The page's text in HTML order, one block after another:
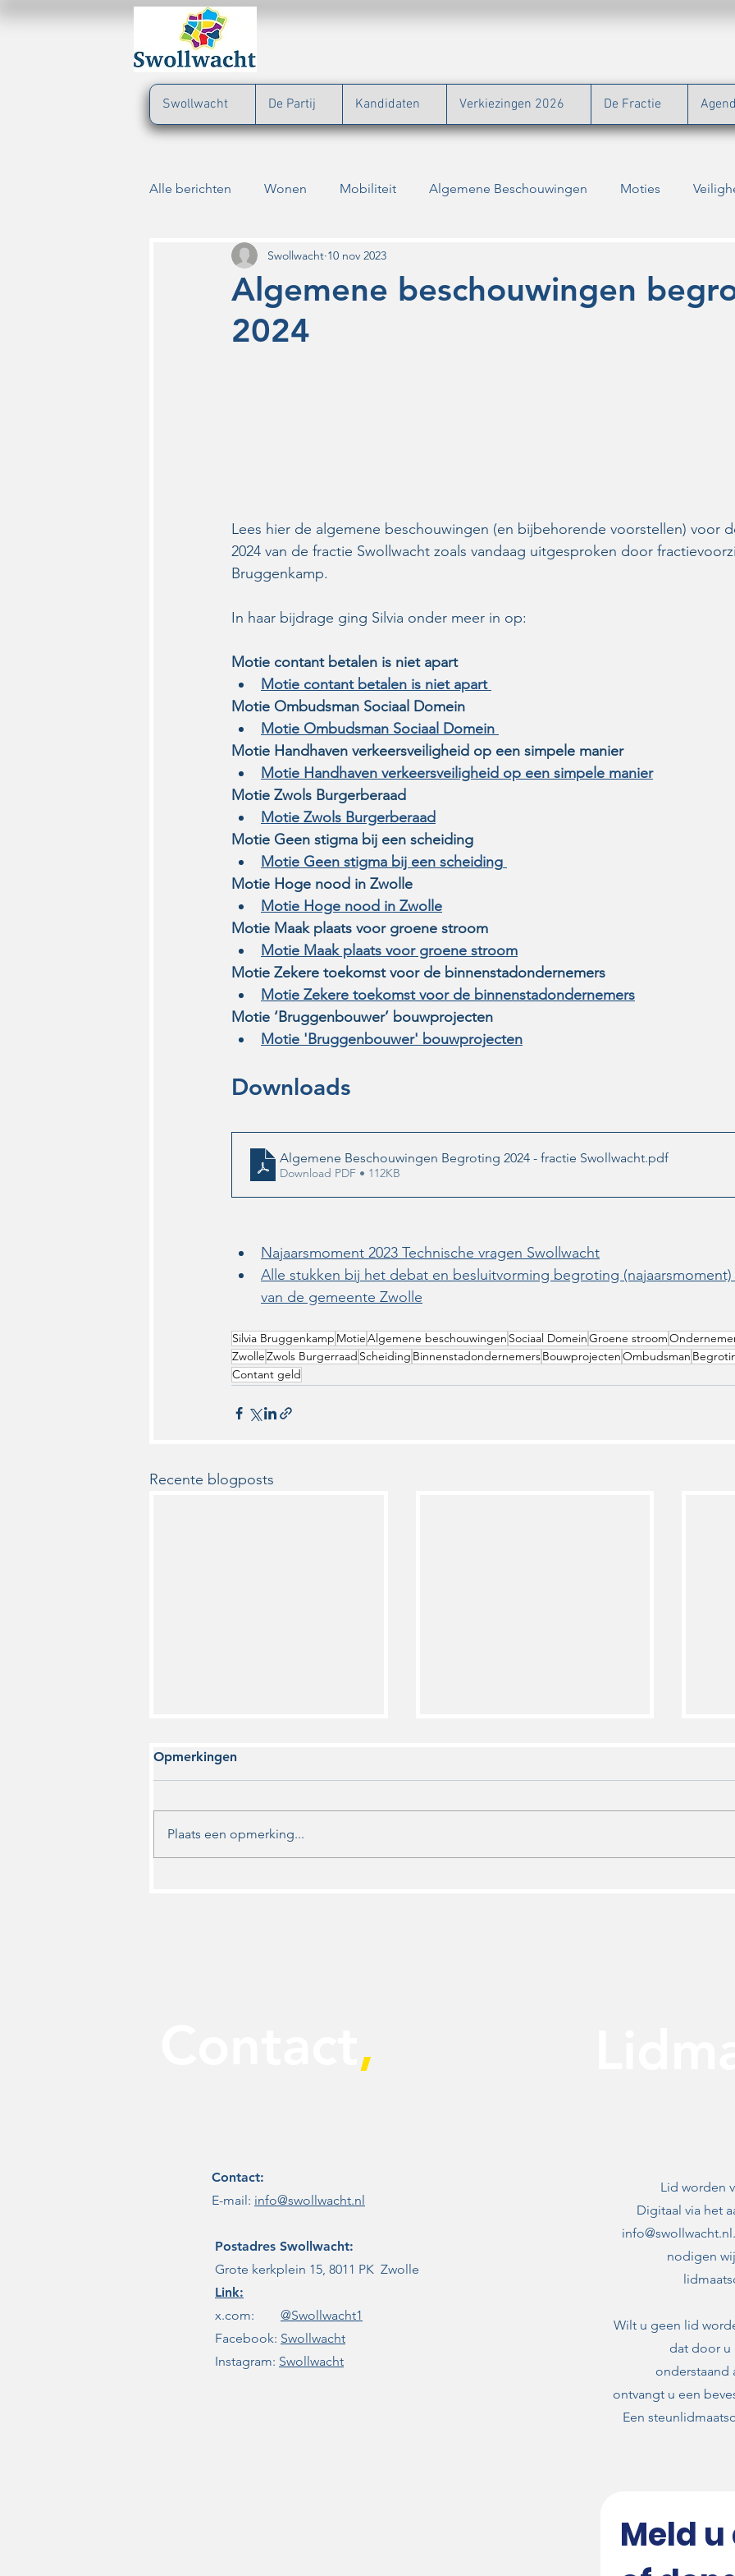
Swollwacht De Partij Kandidaten Verkiezingen 2026 De Fractie
Alle berichten Wonen Mobiliteit Algemene Beschouwingen Moties
Verkeersveiligheid Cultuur
Parkeerbeleid
Algemene beschouwingen
2024
Swollwacht 10 nov 2023
Lees hier de algemene beschouwingen (en bijbehorende voorstellen) voor
2024 van de fractie Swollwacht zoals vandaag uitgesproken door
Bruggenkamp.
In haar bijdrage ging Silvia onder meer in op:
Motie contant betalen is niet apart
Motie contant betalen is niet apart
Motie Ombudsman Sociaal Domein
Motie Ombudsman Sociaal Domein
Motie Handhaven verkeersveiligheid op een simpele manier
Motie Handhaven verkeersveiligheid op een simpele manier
Motie Zwols Burgerberaad
Motie Zwols Burgerberaad
Motie Geen stigma bij een scheiding
Motie Geen stigma bij een scheiding
Motie Hoge nood in Zwolle
Motie Hoge nood in Zwolle
Motie Maak plaats voor groene stroom
Motie Maak plaats voor groene stroom
Motie Zekere toekomst voor de binnenstadondernemers
Motie Zekere toekomst voor de binnenstadondernemers
Motie ‘Bruggenbouwer’ bouwprojecten
Motie 'Bruggenbouwer' bouwprojecten
Downloads
Algemene Beschouwingen Begroting 2024 - fractie Swollwacht.pdf
Download PDF • 112KB
Najaarsmoment 2023 Technische vragen Swollwacht
Alle stukken bij het debat en besluitvorming begroting
van de gemeente Zwolle
Silvia Bruggenkamp MotieAlgemene beschouwingen Sociaal DomeinGroene stroom
ZwolleZwols Burgerraad Scheiding BinnenstadondernemersBouwprojectenOmbudsman
Contant geld
Recente blogposts
Opmerkingen
Plaats een opmerking...
,
Contact:
E-mail: info@swollwacht.nl
Postadres Swollwacht:
Grote kerkplein 15, 8011 PK Zwolle
Link:
x.com: @Swollwacht1
Facebook: Swollwacht
Instagram: Swollwacht
Lid worden
Digitaal via het
info@swollwacht.nl
nodigen
Wilt u geen lid
dat door u
onderstaand
ontvangt u een
Een
Meld